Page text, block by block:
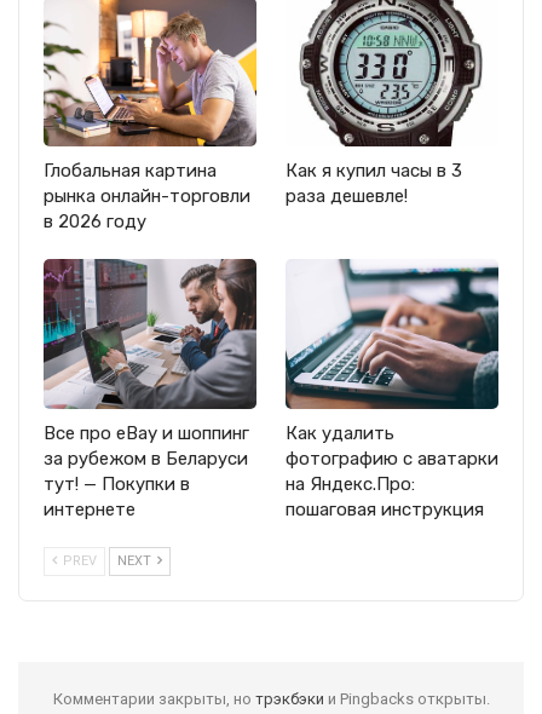
Глобальная картина
рынка онлайн-торговли
в 2026 году
Как я купил часы в 3
раза дешевле!
Все про eBay и шоппинг
за рубежом в Беларуси
тут! — Покупки в
интернете
Как удалить
фотографию с аватарки
на Яндекс.Про:
пошаговая инструкция
PREV NEXT
Комментарии закрыты, но трэкбэки и Pingbacks открыты.